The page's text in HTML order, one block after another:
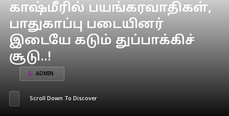
காஷ்மீரில் பயங்கரவாதிகள்,
பாதுகாப்பு படையினர்
இடையே கடும் துப்பாக்கிச்
சூடு..!
ADMIN
Scroll Down To Discover